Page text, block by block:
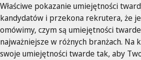
Właściwe pokazanie umiejętności
kandydatów i przekona rekrutera, że
omówimy, czym są umiejętności
najważniejsze w różnych branżach.
swoje umiejętności twarde tak, aby